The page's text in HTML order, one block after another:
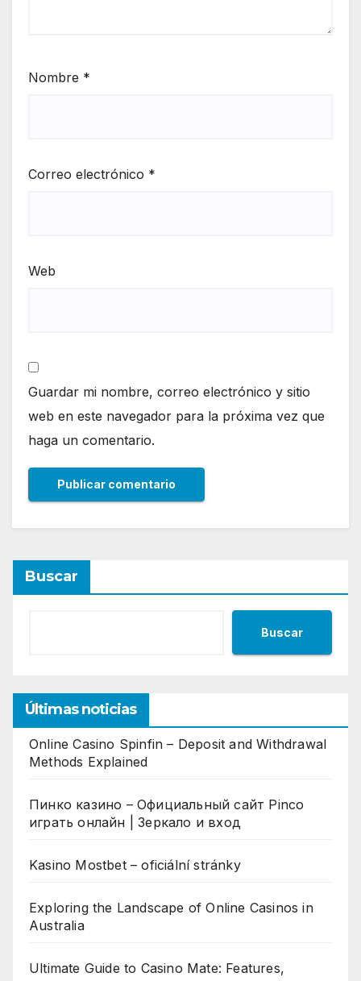
Nombre *
Correo electrónico *
Web
Guardar mi nombre, correo electrónico y sitio
web en este navegador para la próxima vez que
haga un comentario.
Buscar
Buscar
Últimas noticias
Online Casino Spinfin – Deposit and Withdrawal
Methods Explained
Пинко казино – Официальный сайт Pinco
играть онлайн | Зеркало и вход
Kasino Mostbet – oficiální stránky
Exploring the Landscape of Online Casinos in
Australia
Ultimate Guide to Casino Mate: Features,